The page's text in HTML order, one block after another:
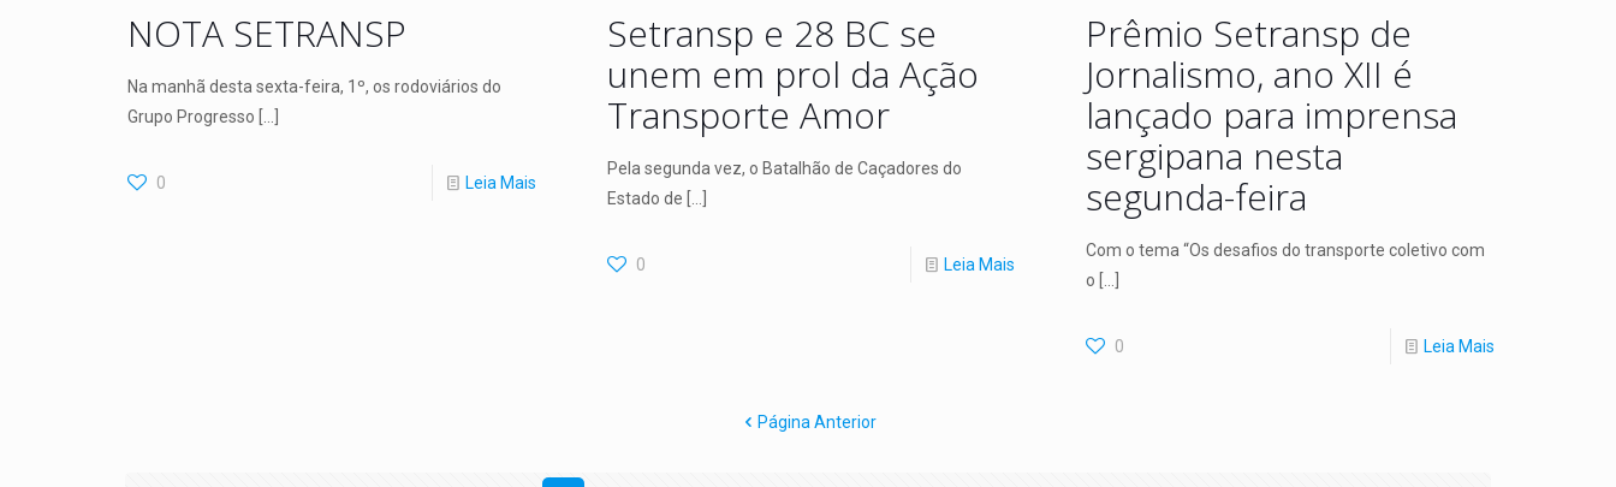
NOTA SETRANSP
Na manhã desta sexta-feira, 1º, os rodoviários do
Grupo Progresso
0 Leia Mais
Setransp e 28 BC se
unem em prol da Ação
Transporte Amor
Pela segunda vez, o Batalhão de Caçadores do
Estado de
0 Leia Mais
Prêmio Setransp de
Jornalismo, ano XII é
lançado para imprensa
sergipana nesta
segunda-feira
Com o tema “Os desafios do transporte coletivo com
o
0 Leia Mais
Página Anterior